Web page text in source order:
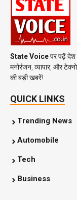
State Voiceपर पढ़ें देश
मनोरंजन, व्यापार, और
की बड़ी खबरें!
QUICK LINKS
Trending News
Automobile
Tech
Business